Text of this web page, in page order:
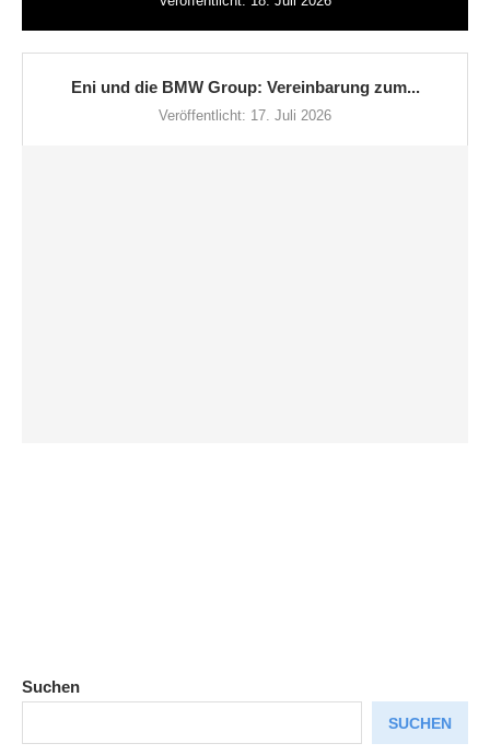
Eni und die BMW Group: Vereinbarung zum...
Veröffentlicht: 17. Juli 2026
Suchen
SUCHEN